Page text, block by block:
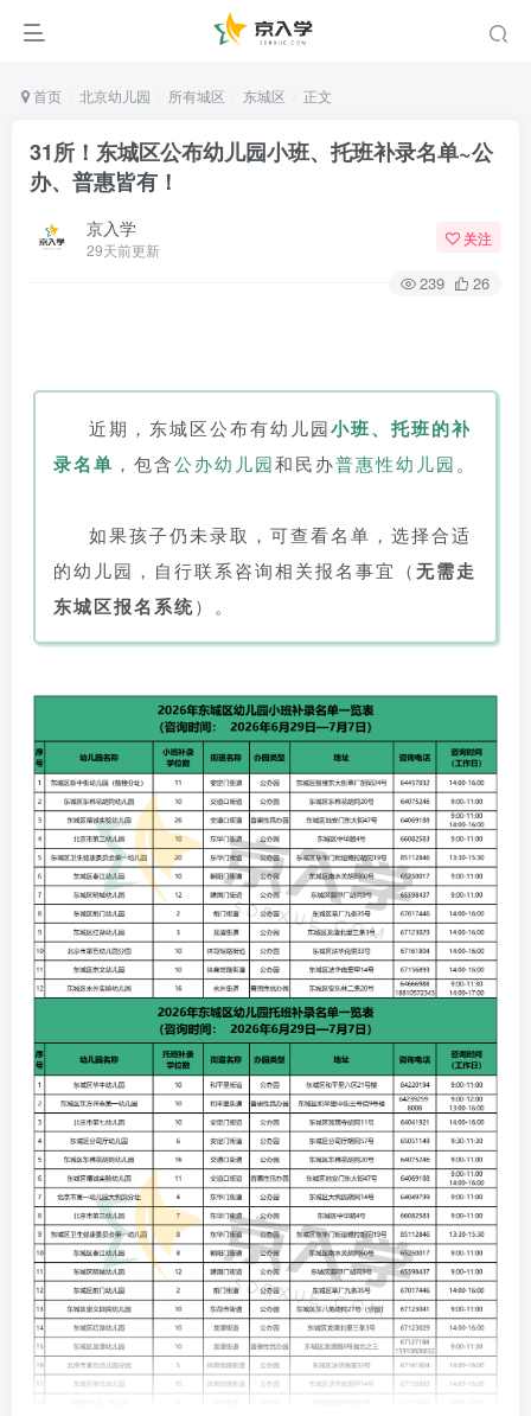
首页 北京幼儿园 所有城区 东城区 正文
31所！东城区公布幼儿园小班、托班补录名单~公
办、普惠皆有！
京入学
29天前更新
关注
239 26
近期，东城区公布有幼儿园小班、 托班的补
录名单 ，包含公办幼儿园和民办普惠性幼儿园 。
如果孩子仍未录取，可查看名单，选择合适
的幼儿园，自行联系咨询相关报名事宜（无需走
东城区报名系统）。